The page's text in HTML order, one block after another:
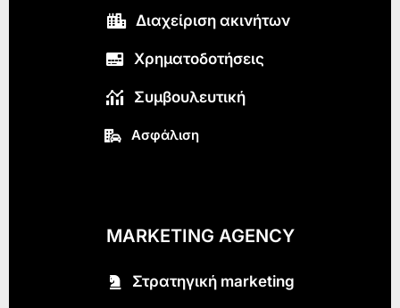
Διαχείριση ακινήτων
Χρηματοδοτήσεις
Συμβουλευτική
Ασφάλιση
MARKETING AGENCY
Στρατηγική marketing